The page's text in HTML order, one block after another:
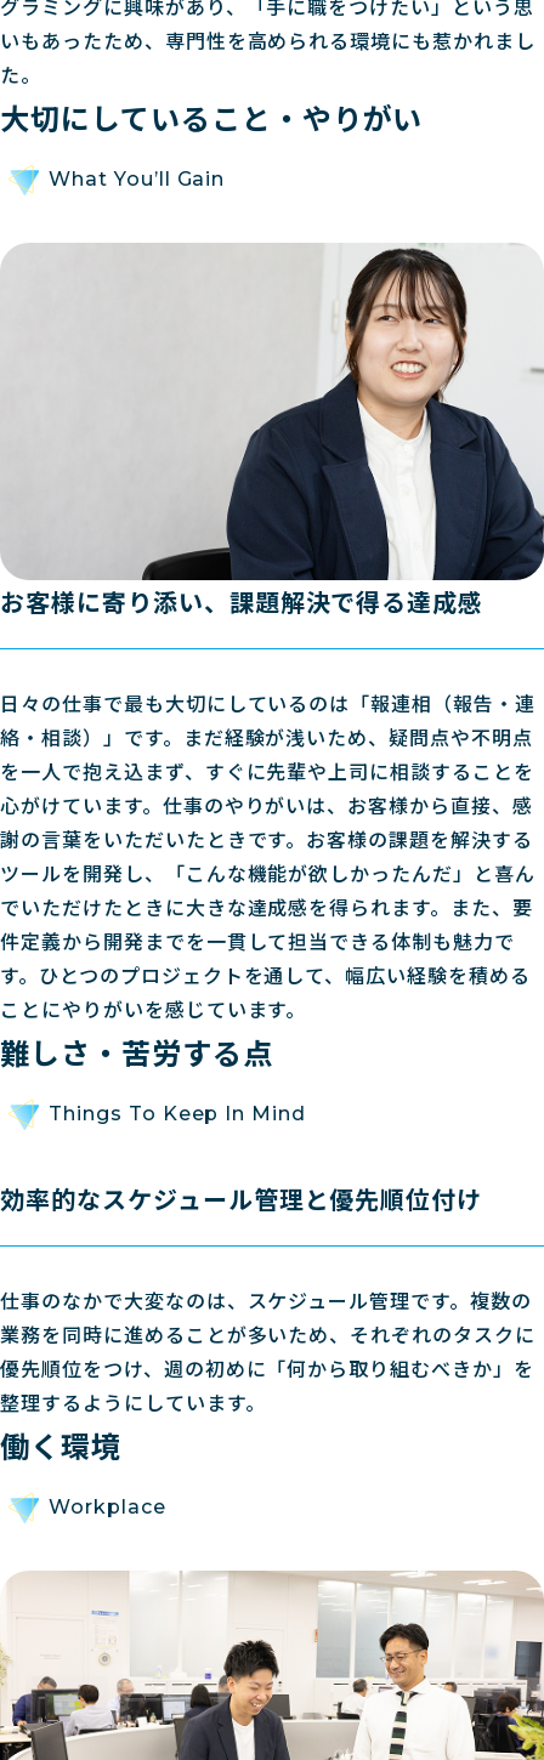
グラミングに興味があり、「手に職をつけたい」という思
いもあったため、専門性を高められる環境にも惹かれまし
た。
大切にしていること・やりがい
What You’ll Gain
お客様に寄り添い、課題解決で得る達成感
日々の仕事で最も大切にしているのは「報連相（報告・連
絡・相談）」です。まだ経験が浅いため、疑問点や不明点
を一人で抱え込まず、すぐに先輩や上司に相談することを
心がけています。仕事のやりがいは、お客様から直接、感
謝の言葉をいただいたときです。お客様の課題を解決する
ツールを開発し、「こんな機能が欲しかったんだ」と喜ん
でいただけたときに大きな達成感を得られます。また、要
件定義から開発までを一貫して担当できる体制も魅力で
す。ひとつのプロジェクトを通して、幅広い経験を積める
ことにやりがいを感じています。
難しさ・苦労する点
Things To Keep In Mind
効率的なスケジュール管理と優先順位付け
仕事のなかで大変なのは、スケジュール管理です。複数の
業務を同時に進めることが多いため、それぞれのタスクに
優先順位をつけ、週の初めに「何から取り組むべきか」を
整理するようにしています。
働く環境
Workplace